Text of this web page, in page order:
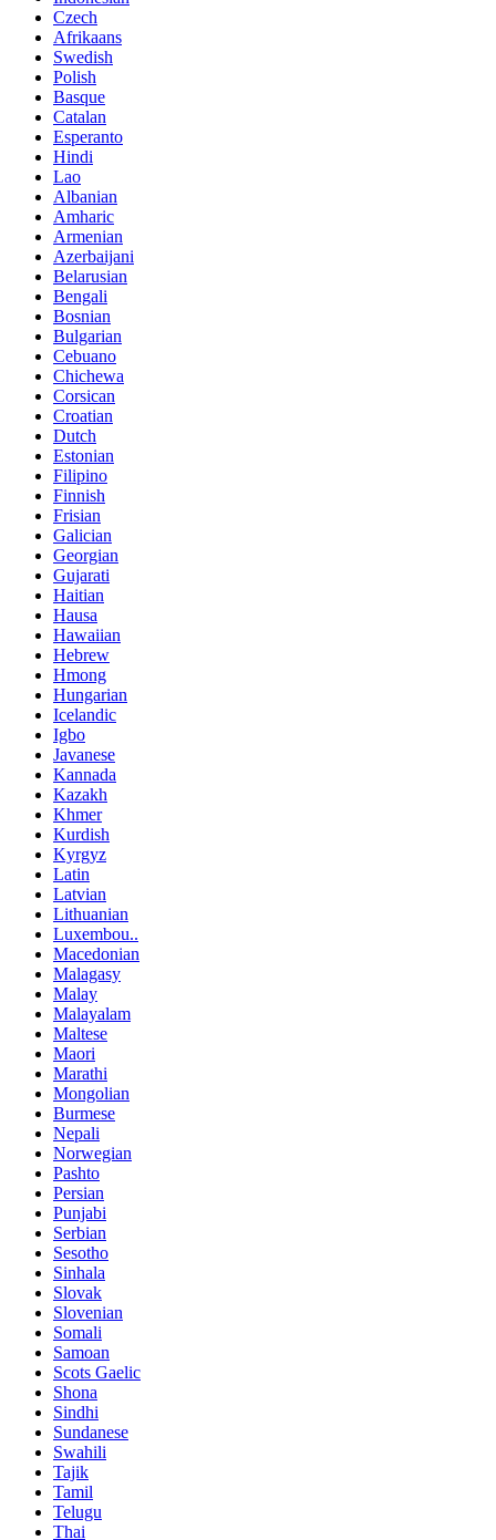
Czech
Afrikaans
Swedish
Polish
Basque
Catalan
Esperanto
Hindi
Lao
Albanian
Amharic
Armenian
Azerbaijani
Belarusian
Bengali
Bosnian
Bulgarian
Cebuano
Chichewa
Corsican
Croatian
Dutch
Estonian
Filipino
Finnish
Frisian
Galician
Georgian
Gujarati
Haitian
Hausa
Hawaiian
Hebrew
Hmong
Hungarian
Icelandic
Igbo
Javanese
Kannada
Kazakh
Khmer
Kurdish
Kyrgyz
Latin
Latvian
Lithuanian
Luxembou..
Macedonian
Malagasy
Malay
Malayalam
Maltese
Maori
Marathi
Mongolian
Burmese
Nepali
Norwegian
Pashto
Persian
Punjabi
Serbian
Sesotho
Sinhala
Slovak
Slovenian
Somali
Samoan
Scots Gaelic
Shona
Sindhi
Sundanese
Swahili
Tajik
Tamil
Telugu
Thai